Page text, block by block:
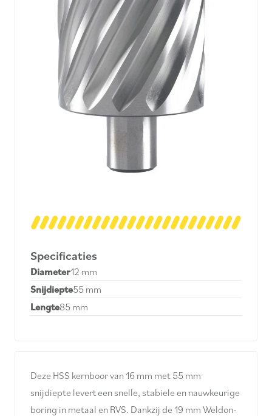
Specificaties
Diameter12 mm
Snijdiepte55 mm
Lengte85 mm
Deze HSS kernboor van 16 mm met 55 mm
snijdiepte levert een snelle, stabiele en nauwkeurige
boring in metaal en RVS. Dankzij de 19 mm Weldon-